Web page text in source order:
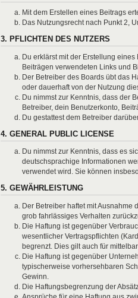
Mit dem Erstellen eines Beitrags
Das Nutzungsrecht nach Punkt 2,
3. PFLICHTEN DES NUTZERS
Du erklärst mit der Erstellung
Beiträgen verwendeten Links und
Der Betreiber des Boards übt das
oder dauerhaft von der Nutzung
Du nimmst zur Kenntnis, dass der
Betreiber, dein Benutzerkonto,
Du gestattest dem Betreiber
4. GENERAL PUBLIC LICENSE
Du nimmst zur Kenntnis, dass es
deutschsprachige Informationen
verwendet wird. Sie können
5. GEWÄHRLEISTUNG
Der Betreiber haftet mit Ausnahme
grob fahrlässiges Verhalten
Die Haftung ist gegenüber
wesentlicher Vertragspflichten
begrenzt. Dies gilt auch für
Die Haftung ist gegenüber
typischerweise vorhersehbaren
Gewinn.
Die Haftungsbegrenzung der